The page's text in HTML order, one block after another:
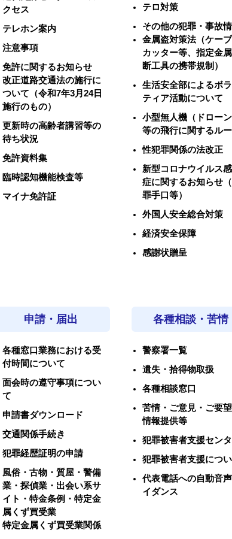
クセス
テレホン案内
注意事項
免許に関するお知らせ
改正道路交通法の施行に
ついて（令和7年3月24日
施行のもの）
更新時の高齢者講習等の
待ち状況
免許資料集
臨時認知機能検査等
マイナ免許証
テロ対策
その他の犯罪・事故
金属盗対策法（ケー
カッター等、指定金
断工具の携帯規制）
生活安全部によるボ
ティア活動について
小型無人機（ドローン
等の飛行に関するル
性犯罪関係の法改正
新型コロナウイルス
症に関するお知らせ
罪手口等）
外国人安全総合対策
経済安全保障
感謝状贈呈
申請・届出
各種窓口業務における受
付時間について
面会時の遵守事項につい
て
申請書ダウンロード
交通関係手続き
犯罪経歴証明の申請
風俗・古物・質屋・警備
業・探偵業・出会い系サ
イト・特金条例・特定金
属くず買受業
特定金属くず買受業関係
各種相談・苦情
警察署一覧
遺失・拾得物取扱
各種相談窓口
苦情・ご意見・ご要望
情報提供等
犯罪被害者支援セン
犯罪被害者支援につ
代表電話への自動音
イダンス